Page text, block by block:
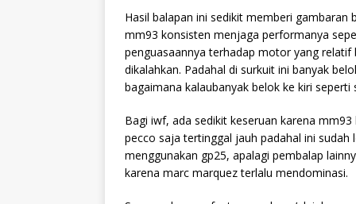
Hasil balapan ini sedikit memberi gambaran
mm93 konsisten menjaga performanya
penguasaannya terhadap motor yang
dikalahkan. Padahal di surkuit ini banyak
bagaimana kalaubanyak belok ke kiri seperti
Bagi iwf, ada sedikit keseruan karena
pecco saja tertinggal jauh padahal ini
menggunakan gp25, apalagi pembalap
karena marc marquez terlalu mendominasi.